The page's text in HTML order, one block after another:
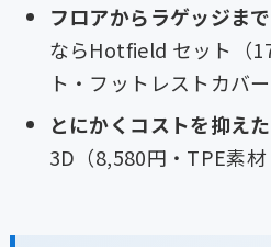
フロアからラゲッジま
ならHotfield セット（
ト・フットレストカバー
とにかくコストを抑え
3D（8,580円・TPE素材